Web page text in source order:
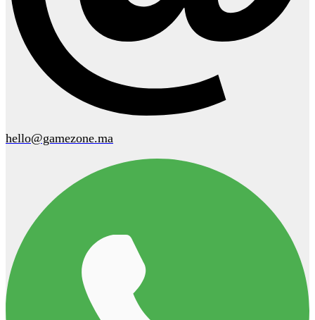
hello@gamezone.ma